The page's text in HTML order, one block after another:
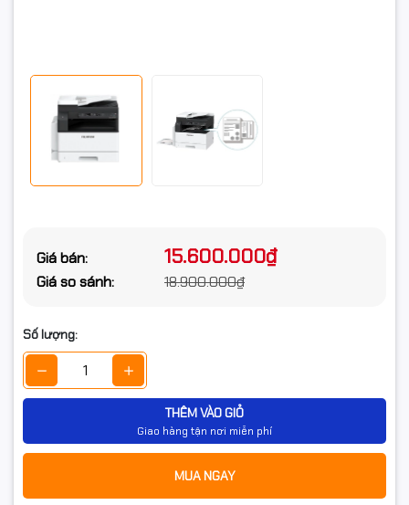
Giá bán: 15.600.000₫
Giá so sánh: 18.900.000₫
Số lượng:
THÊM VÀO GIỎ
Giao hàng tận nơi miễn phí
MUA NGAY
Kết nối:
Chuẩn Ethernet 100BASE-TX / 10BASE-T,
USB2.0 Tùy chọn LAN không dây (IEEE
802.11 b / g / n)
28kg